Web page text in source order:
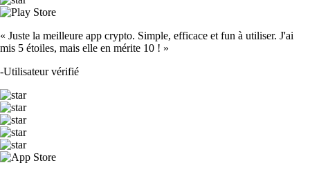
« Juste la meilleure app crypto. Simple, efficace et fun à utiliser. J'ai
mis 5 étoiles, mais elle en mérite 10 ! »
-Utilisateur vérifié